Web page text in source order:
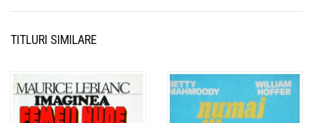
TITLURI SIMILARE